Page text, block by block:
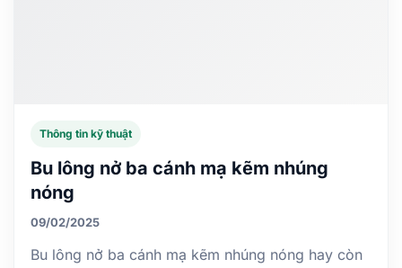
Thông tin kỹ thuật
Bu lông nở ba cánh mạ kẽm nhúng
nóng
09/02/2025
Bu lông nở ba cánh mạ kẽm nhúng nóng hay còn